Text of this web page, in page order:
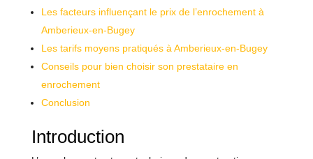
Les facteurs influençant le prix de l’enrochement à
Amberieux-en-Bugey
Les tarifs moyens pratiqués à Amberieux-en-Bugey
Conseils pour bien choisir son prestataire en
enrochement
Conclusion
Introduction